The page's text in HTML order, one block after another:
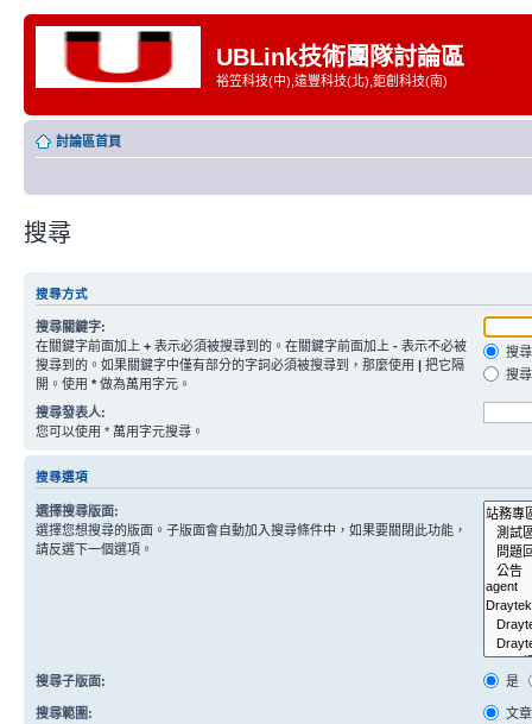
UBLink技術團隊討論區
裕笠科技(中),遠豐科技(北),鉅創科技(南)
討論區首頁
搜尋
搜尋方式
搜尋關鍵字:
在關鍵字前面加上 + 表示必須被搜尋到的。在關鍵字前面加上 - 表示不必被
搜尋到的。如果關鍵字中僅有部分的字詞必須被搜尋到，那麼使用 | 把它隔
開。使用 * 做為萬用字元。
搜
搜
搜尋發表人:
您可以使用 * 萬用字元搜尋。
搜尋選項
選擇搜尋版面:
選擇您想搜尋的版面。子版面會自動加入搜尋條件中，如果要關閉此功能，
請反選下一個選項。
搜尋子版面: 是
搜尋範圍:
文